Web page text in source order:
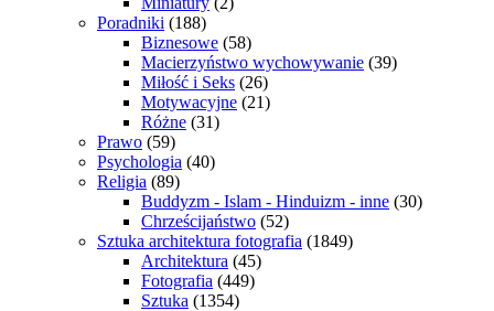
Poradniki (188)
Biznesowe (58)
Macierzyństwo wychowywanie (39)
Miłość i Seks (26)
Motywacyjne (21)
Różne (31)
Prawo (59)
Psychologia (40)
Religia (89)
Buddyzm - Islam - Hinduizm - inne (30)
Chrześcijaństwo (52)
Sztuka architektura fotografia (1849)
Architektura (45)
Fotografia (449)
Sztuka (1354)